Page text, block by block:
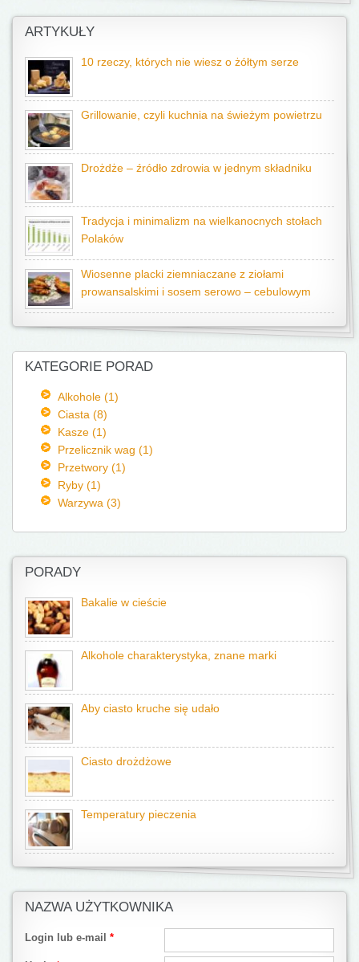
ARTYKUŁY
10 rzeczy, których nie wiesz o żółtym serze
Grillowanie, czyli kuchnia na świeżym powietrzu
Drożdże – źródło zdrowia w jednym składniku
Tradycja i minimalizm na wielkanocnych stołach
Polaków
Wiosenne placki ziemniaczane z ziołami
prowansalskimi i sosem serowo – cebulowym
KATEGORIE PORAD
Alkohole (1)
Ciasta (8)
Kasze (1)
Przelicznik wag (1)
Przetwory (1)
Ryby (1)
Warzywa (3)
PORADY
Bakalie w cieście
Alkohole charakterystyka, znane marki
Aby ciasto kruche się udało
Ciasto drożdżowe
Temperatury pieczenia
NAZWA UŻYTKOWNIKA
Login lub e-mail *